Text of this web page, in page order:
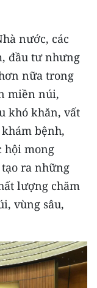
nước, các
đầu tư nhưng
nữa trong
miền núi,
khó khăn, vất
bệnh,
hội mong
ra những
lượng chăm
vùng sâu,